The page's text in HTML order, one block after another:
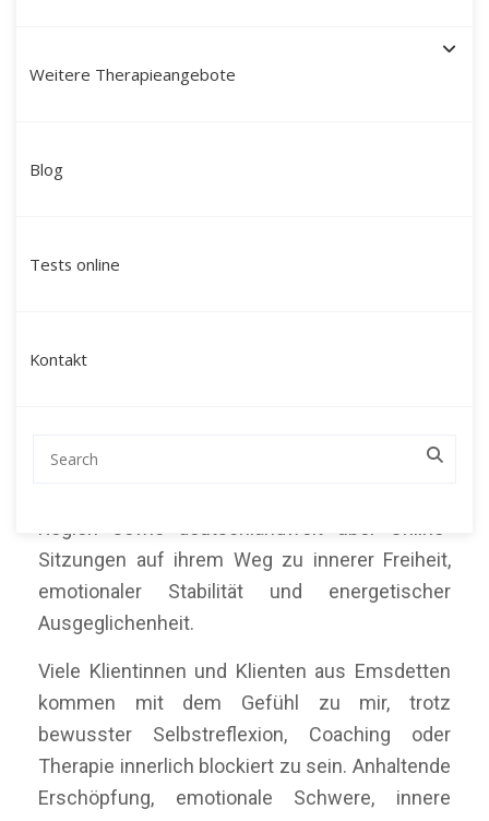
Weitere Therapieangebote
Blog
Tests online
Kontakt
Emsdetten: Ihr Weg zu
Veränderung, die über klassische
Mein Name ist Martín Polo. Ich begleite
Sitzungen auf ihrem Weg zu innerer Freiheit,
emotionaler Stabilität und energetischer
Ausgeglichenheit.
Viele Klientinnen und Klienten aus Emsdetten
kommen mit dem Gefühl zu mir, trotz
bewusster Selbstreflexion, Coaching oder
Therapie innerlich blockiert zu sein. Anhaltende
Erschöpfung, emotionale Schwere, innere